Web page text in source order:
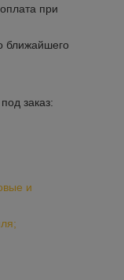
при
ближайшего
заказ:
и